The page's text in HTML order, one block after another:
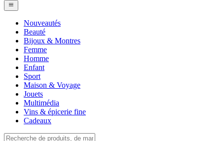
Nouveautés
Beauté
Bijoux & Montres
Femme
Homme
Enfant
Sport
Maison & Voyage
Jouets
Multimédia
Vins & épicerie fine
Cadeaux